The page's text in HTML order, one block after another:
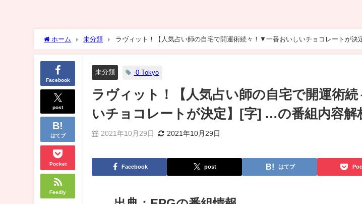
ホーム 未分類 ラヴィット！【人気占い師の自宅で開運術続々！▼一番おいしいチョコレートが
Facebook
post
はてブ
Pocket
Feedly
未分類 -0-Tokyo
ラヴィット！【人気占い師の自宅で開運術
いチョコレートが決定】[字] …の番組内容解
2021年10月29日 2021年10月29日
Facebook post はてブ